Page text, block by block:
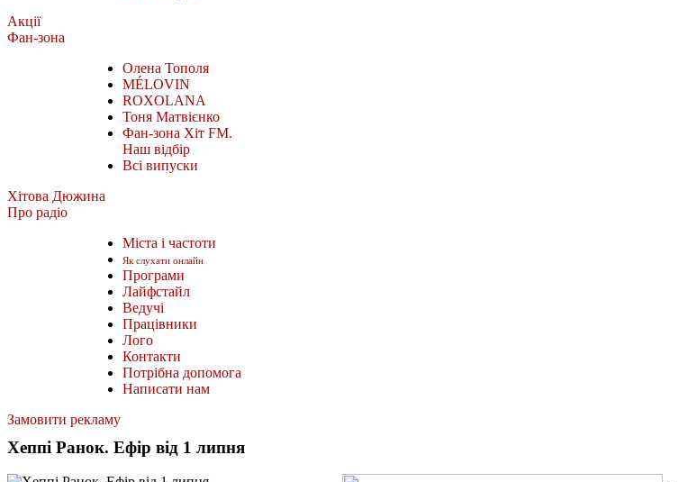
Акції
Фан-зона
Олена Тополя
MÉLOVIN
ROXOLANA
Тоня Матвієнко
Фан-зона Хіт FM.
Наш відбір
Всі випуски
Хітова Дюжина
Про радіо
Міста і частоти
Як слухати онлайн
Програми
Лайфстайл
Ведучі
Працівники
Лого
Контакти
Потрібна допомога
Написати нам
Замовити рекламу
Хеппі Ранок. Ефір від 1 липня